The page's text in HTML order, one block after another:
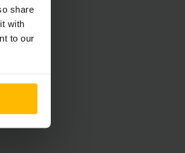
share
with
to our